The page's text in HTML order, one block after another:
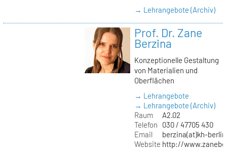
→ Lehrangebote (Archiv)
Prof. Dr. Zane
Berzina
Konzeptionelle Gestaltung
von Materialien und
Oberflächen
→ Lehrangebote
→ Lehrangebote (Archiv)
Raum
A2.02
Telefon
030 / 47705 430
Email
berzina(at)kh-
Website http://